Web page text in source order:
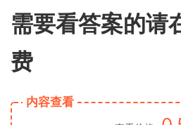
需要看答案的请
费
内容查看